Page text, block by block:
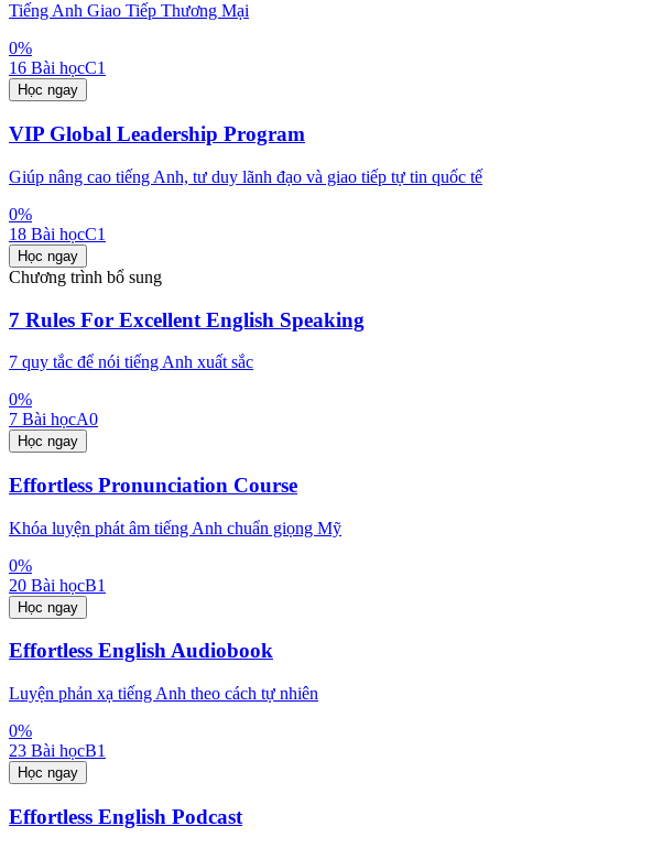
Tiếng Anh Giao Tiếp Thương Mại
0%
16 Bài họcC1
Học ngay
VIP Global Leadership Program
Giúp nâng cao tiếng Anh, tư duy lãnh đạo và giao tiếp tự tin quốc tế
0%
18 Bài họcC1
Học ngay
Chương trình bổ sung
7 Rules For Excellent English Speaking
7 quy tắc để nói tiếng Anh xuất sắc
0%
7 Bài họcA0
Học ngay
Effortless Pronunciation Course
Khóa luyện phát âm tiếng Anh chuẩn giọng Mỹ
0%
20 Bài họcB1
Học ngay
Effortless English Audiobook
Luyện phản xạ tiếng Anh theo cách tự nhiên
0%
23 Bài họcB1
Học ngay
Effortless English Podcast